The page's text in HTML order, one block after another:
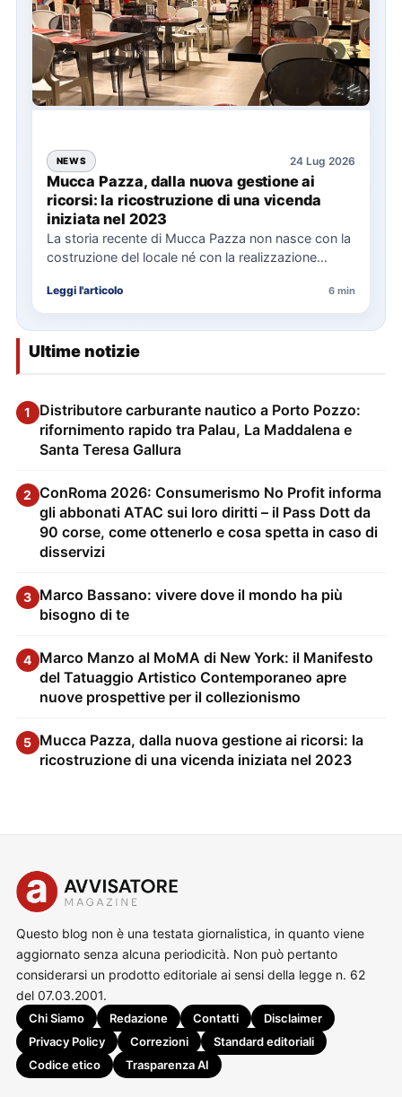
NEWS 24 Lug 2026
Mucca Pazza, dalla nuova gestione ai
ricorsi: la ricostruzione di una vicenda
iniziata nel 2023
La storia recente di Mucca Pazza non nasce con la
costruzione del locale né con la realizzazione
Leggi l'articolo 6 min
Ultime notizie
1
Distributore carburante nautico a Porto Pozzo:
rifornimento rapido tra Palau, La Maddalena e
Santa Teresa Gallura
2 ConRoma 2026: Consumerismo No Profit informa
gli abbonati ATAC sui loro diritti – il Pass Dott da
90 corse, come ottenerlo e cosa spetta in caso di
disservizi
3 Marco Bassano: vivere dove il mondo ha più
bisogno di te
4 Marco Manzo al MoMA di New York: il Manifesto
del Tatuaggio Artistico Contemporaneo apre
nuove prospettive per il collezionismo
5 Mucca Pazza, dalla nuova gestione ai ricorsi: la
ricostruzione di una vicenda iniziata nel 2023
Questo blog non è una testata giornalistica, in quanto viene
aggiornato senza alcuna periodicità. Non può pertanto
considerarsi un prodotto editoriale ai sensi della legge n. 62
del 07.03.2001.
Chi Siamo Redazione Contatti
Disclaimer
Privacy Policy
Correzioni
Standard editoriali
Codice etico
Trasparenza AI